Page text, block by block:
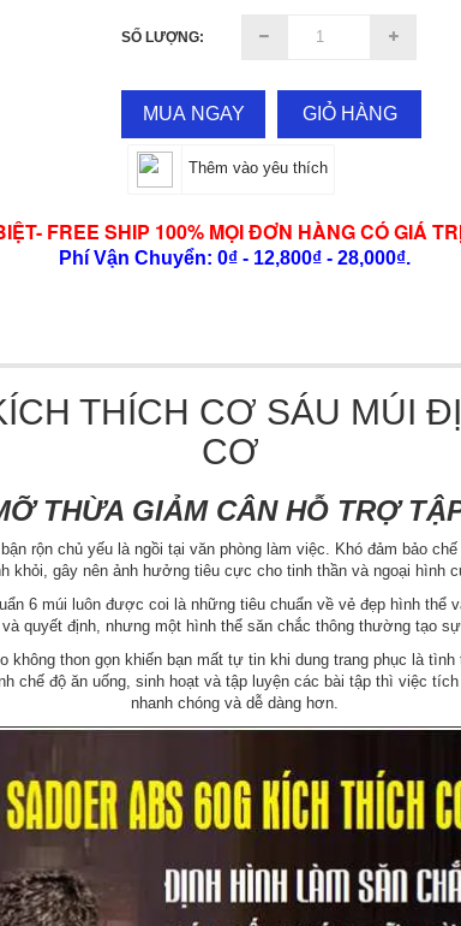
SỐ LƯỢNG:
MUA NGAY GIỎ HÀNG
Thêm vào yêu thích
FREE SHIP 100% MỌI ĐƠN HÀNG CÓ GIÁ
Phí Vận Chuyển: 0₫ - 12,800₫ - 28,000₫.
THÍCH CƠ SÁU MÚI
CƠ
THỪA GIẢM CÂN HỖ TRỢ
rộn chủ yếu là ngồi tại văn phòng làm việc. Khó đảm bảo
khỏi, gây nên ảnh hưởng tiêu cực cho tinh thần và ngoại hình
6 múi luôn được coi là những tiêu chuẩn về vẻ đẹp hình
quyết định, nhưng một hình thể săn chắc thông thường tạo
thon gọn khiến bạn mất tự tin khi dung trang phục là
chế độ ăn uống, sinh hoạt và tập luyện các bài tập thì việc
nhanh chóng và dễ dàng hơn.